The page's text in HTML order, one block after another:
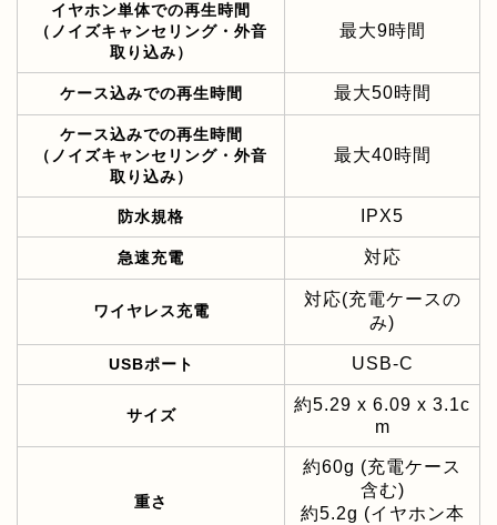
イヤホン単体での再生時間
（ノイズキャンセリング・外音
取り込み）
最大9時間
ケース込みでの再生時間 最大50時間
ケース込みでの再生時間
（ノイズキャンセリング・外音
取り込み）
最大40時間
防水規格 IPX5
急速充電 対応
ワイヤレス充電
対応(充電ケースの
み)
USBポート USB-C
サイズ
約‎5.29 x 6.09 x 3.1c
m
重さ
約60g (充電ケース
含む)
約5.2g (イヤホン本